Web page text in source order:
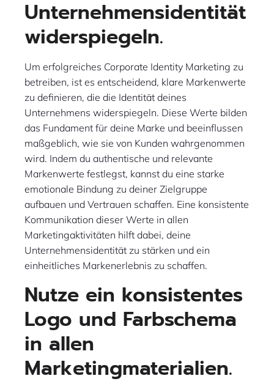
Unternehmensidentität
widerspiegeln.
Um erfolgreiches Corporate Identity Marketing zu
betreiben, ist es entscheidend, klare Markenwerte
zu definieren, die die Identität deines
Unternehmens widerspiegeln. Diese Werte bilden
das Fundament für deine Marke und beeinflussen
maßgeblich, wie sie von Kunden wahrgenommen
wird. Indem du authentische und relevante
Markenwerte festlegst, kannst du eine starke
emotionale Bindung zu deiner Zielgruppe
aufbauen und Vertrauen schaffen. Eine konsistente
Kommunikation dieser Werte in allen
Marketingaktivitäten hilft dabei, deine
Unternehmensidentität zu stärken und ein
einheitliches Markenerlebnis zu schaffen.
Nutze ein konsistentes
Logo und Farbschema
in allen
Marketingmaterialien.